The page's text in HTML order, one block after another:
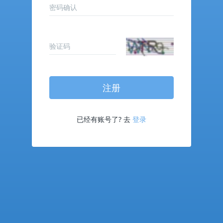
已经有账号了? 去 登录